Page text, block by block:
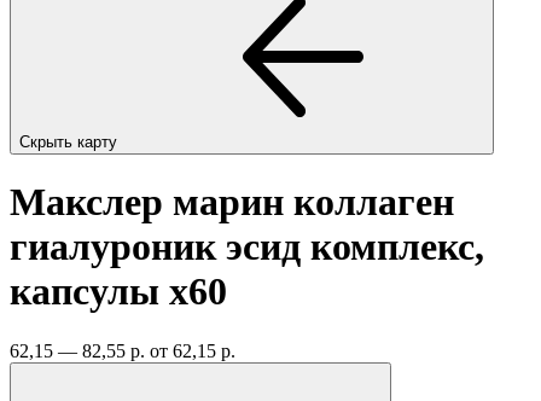
Скрыть карту
Макслер марин коллаген
гиалуроник эсид комплекс,
капсулы x60
62,15 — 82,55 р. от 62,15 р.